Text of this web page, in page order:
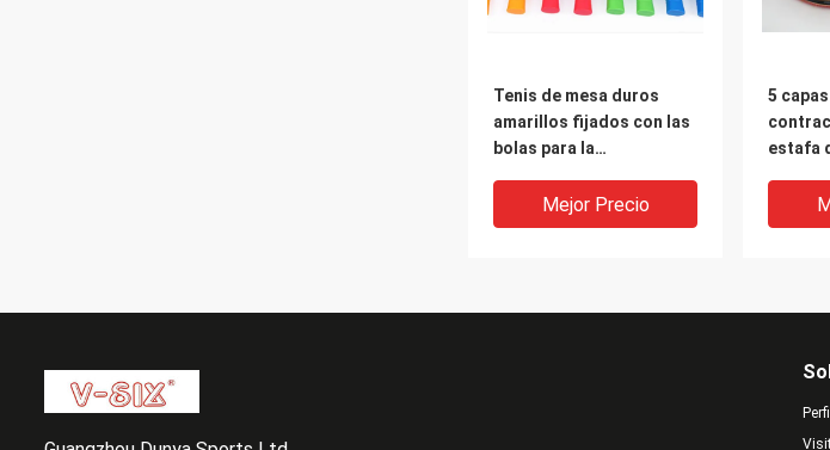
Tenis de mesa duros
amarillos fijados con las
bolas para la
principianteMejor Precio
5
estafa
fijaron
bolso 8